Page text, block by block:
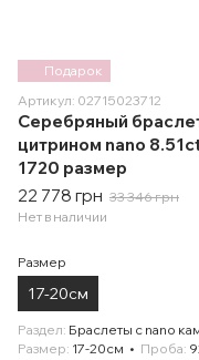
Подарок
Артикул: 02715023712
Серебряный
цитрином nano
1720 размер
22 778 грн 33 346 грн
Нет в наличии
Размер
17-20см
Раздел Браслеты с nano
Размер 17-20см Проба